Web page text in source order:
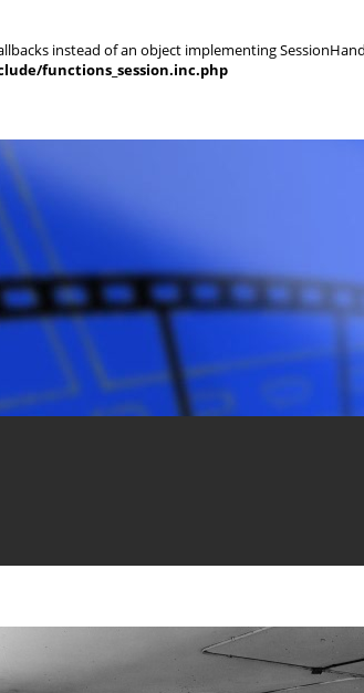
instead of an object implementing
functions_session.inc.php